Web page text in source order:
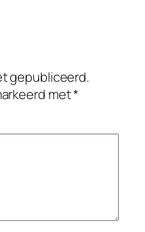
gepubliceerd.
met*